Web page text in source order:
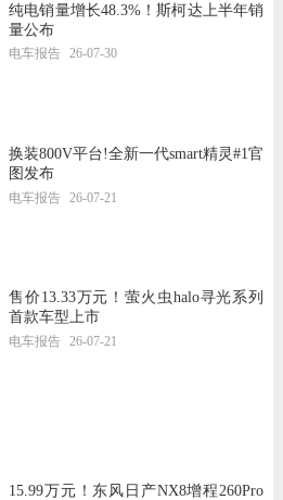
纯电销量增长48.3%！斯柯达上半年销
量公布
电车报告 26-07-30
换装800V平台!全新一代smart精灵#1官
图发布
电车报告 26-07-21
售价13.33万元！萤火虫halo寻光系列
首款车型上市
电车报告 26-07-21
15.99万元！东风日产NX8增程260Pro